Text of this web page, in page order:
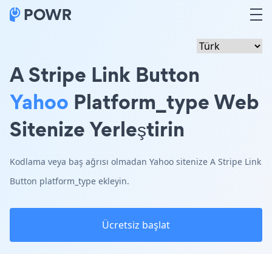
A Stripe Link Button
Yahoo Platform_type Web
Sitenize Yerleştirin
Kodlama veya baş ağrısı olmadan Yahoo sitenize A Stripe Link
Button platform_type ekleyin.
Ücretsiz başlat